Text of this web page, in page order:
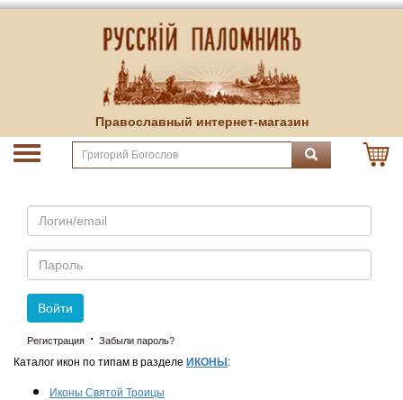
Православный интернет-магазин
Email
Пароль
Войти
Регистрация · Забыли пароль?
Каталог икон по типам в разделе ИКОНЫ :
Иконы Святой Троицы